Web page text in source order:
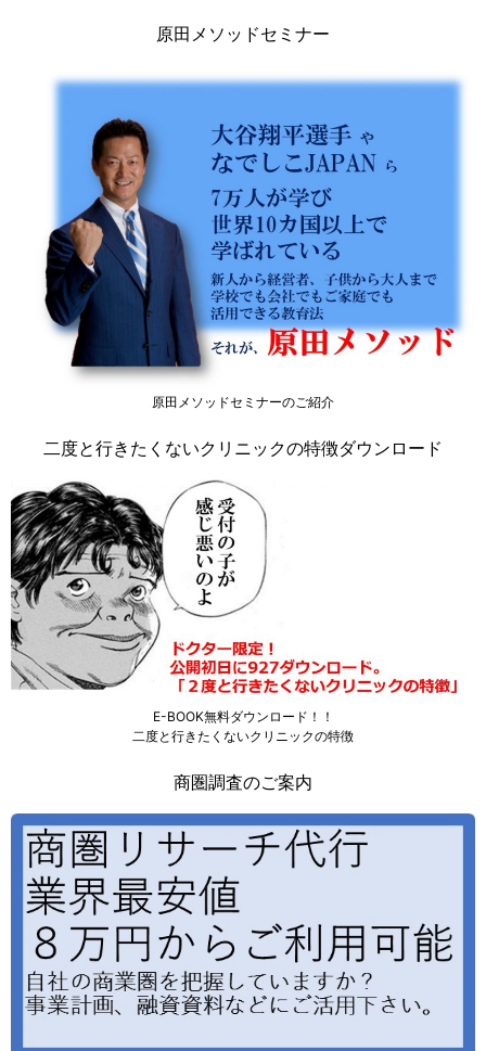
原田メソッドセミナー
原田メソッドセミナーのご紹介
二度と行きたくないクリニックの特徴ダウンロード
E-BOOK無料ダウンロード！！
二度と行きたくないクリニックの特徴
商圏調査のご案内